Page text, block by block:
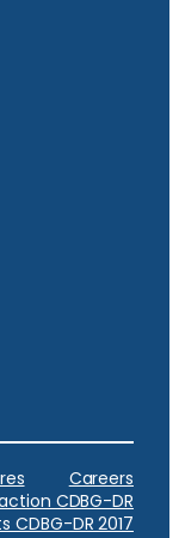
Careers
CDBG-DR
CDBG-DR 2017